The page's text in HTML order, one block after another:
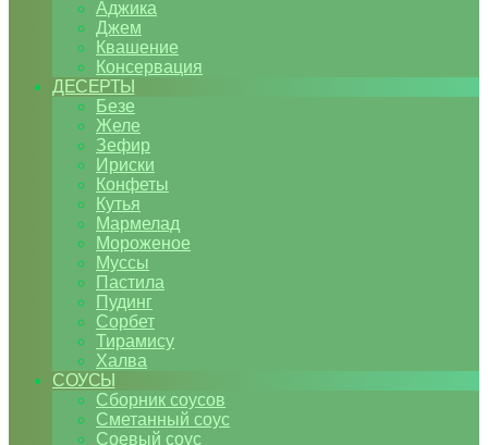
Аджика
Джем
Квашение
Консервация
ДЕСЕРТЫ
Безе
Желе
Зефир
Ириски
Конфеты
Кутья
Мармелад
Мороженое
Муссы
Пастила
Пудинг
Сорбет
Тирамису
Халва
СОУСЫ
Сборник соусов
Сметанный соус
Соевый соус